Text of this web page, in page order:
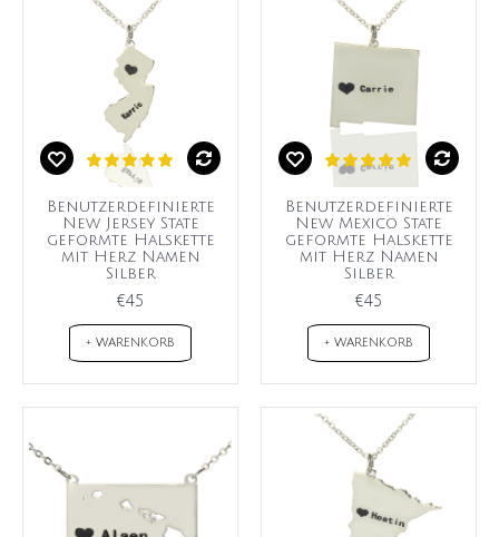
Benutzerdefinierte
New Jersey State
geformte Halskette
mit Herz Namen
Silber
€45
+ WARENKORB
Benutzerdefinierte
New Mexico State
geformte Halskette
mit Herz Namen
Silber
€45
+ WARENKORB